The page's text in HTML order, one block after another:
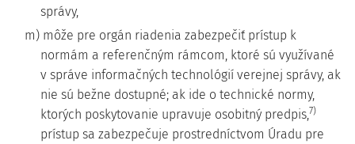
správy,
m) môže pre orgán riadenia zabezpečiť prístup k
normám a referenčným rámcom, ktoré sú využívané
v správe informačných technológií verejnej správy, ak
nie sú bežne dostupné; ak ide o technické normy,
ktorých poskytovanie upravuje osobitný predpis,7)
prístup sa zabezpečuje prostredníctvom Úradu pre